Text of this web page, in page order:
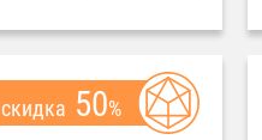
скидка 50%